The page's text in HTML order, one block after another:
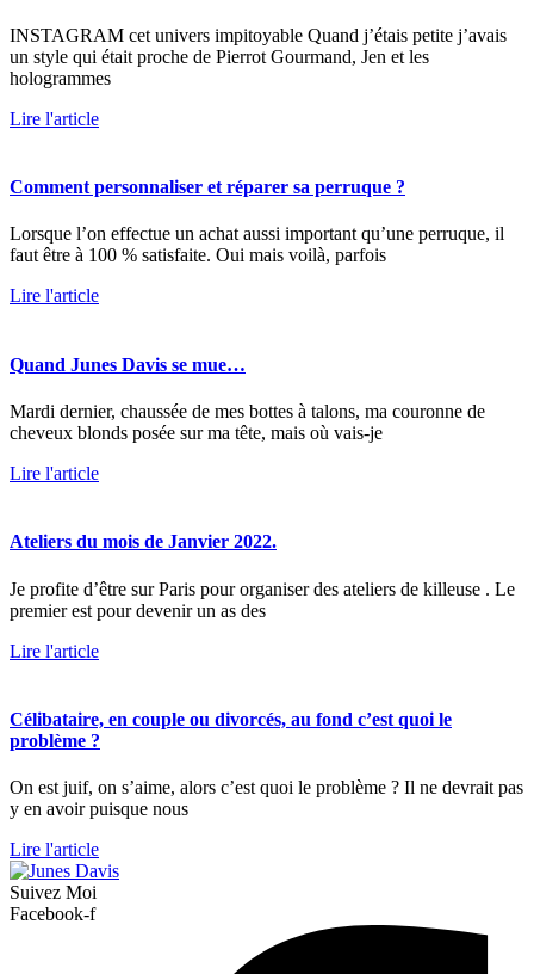
INSTAGRAM cet univers impitoyable Quand j’étais petite j’avais
un style qui était proche de Pierrot Gourmand, Jen et les
hologrammes
Lire l'article
Comment personnaliser et réparer sa perruque ?
Lorsque l’on effectue un achat aussi important qu’une perruque, il
faut être à 100 % satisfaite. Oui mais voilà, parfois
Lire l'article
Quand Junes Davis se mue…
Mardi dernier, chaussée de mes bottes à talons, ma couronne de
cheveux blonds posée sur ma tête, mais où vais-je
Lire l'article
Ateliers du mois de Janvier 2022.
Je profite d’être sur Paris pour organiser des ateliers de killeuse . Le
premier est pour devenir un as des
Lire l'article
Célibataire, en couple ou divorcés, au fond c’est quoi le
problème ?
On est juif, on s’aime, alors c’est quoi le problème ? Il ne devrait pas
y en avoir puisque nous
Lire l'article
Suivez Moi
Facebook-f